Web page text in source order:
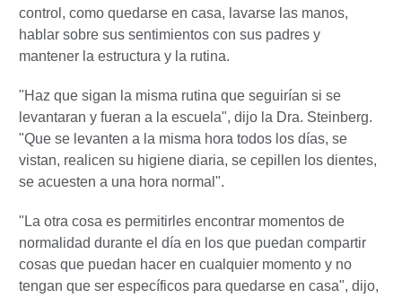
control, como quedarse en casa, lavarse las manos,
hablar sobre sus sentimientos con sus padres y
mantener la estructura y la rutina.
"Haz que sigan la misma rutina que seguirían si se
levantaran y fueran a la escuela", dijo la Dra. Steinberg.
"Que se levanten a la misma hora todos los días, se
vistan, realicen su higiene diaria, se cepillen los dientes,
se acuesten a una hora normal".
"La otra cosa es permitirles encontrar momentos de
normalidad durante el día en los que puedan compartir
cosas que puedan hacer en cualquier momento y no
tengan que ser específicos para quedarse en casa", dijo,